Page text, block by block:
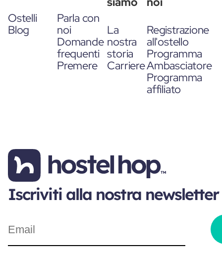
Ostelli
Blog
Parla con
noi
Domande
frequenti
Premere
La
nostra
storia
Carriere
Registrazione
all'ostello
Programma
Ambasciatore
Programma
affiliato
Iscriviti alla nostra newsletter